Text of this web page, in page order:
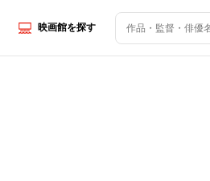
映画館を探す